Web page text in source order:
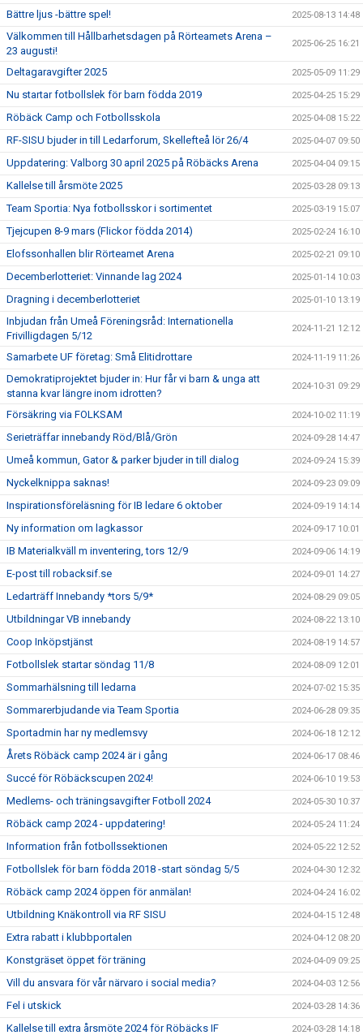
Bättre ljus -bättre spel! 2025-08-13 14:48
Välkommen till Hållbarhetsdagen på Rörteamets Arena –
23 augusti!
2025-06-25 16:21
Deltagaravgifter 2025 2025-05-09 11:29
Nu startar fotbollslek för barn födda 2019 2025-04-25 15:29
Röbäck Camp och Fotbollsskola 2025-04-08 15:22
RF-SISU bjuder in till Ledarforum, Skellefteå lör 26/4 2025-04-07 09:50
Uppdatering: Valborg 30 april 2025 på Röbäcks Arena 2025-04-04 09:15
Kallelse till årsmöte 2025 2025-03-28 09:13
Team Sportia: Nya fotbollsskor i sortimentet 2025-03-19 15:07
Tjejcupen 8-9 mars (Flickor födda 2014) 2025-02-24 16:10
Elofssonhallen blir Rörteamet Arena 2025-02-21 09:10
Decemberlotteriet: Vinnande lag 2024 2025-01-14 10:03
Dragning i decemberlotteriet 2025-01-10 13:19
Inbjudan från Umeå Föreningsråd: Internationella
Frivilligdagen 5/12
2024-11-21 12:12
Samarbete UF företag: Små Elitidrottare 2024-11-19 11:26
Demokratiprojektet bjuder in: Hur får vi barn & unga att
stanna kvar längre inom idrotten?
2024-10-31 09:29
Försäkring via FOLKSAM 2024-10-02 11:19
Serieträffar innebandy Röd/Blå/Grön 2024-09-28 14:47
Umeå kommun, Gator & parker bjuder in till dialog 2024-09-24 15:39
Nyckelknippa saknas! 2024-09-23 09:09
Inspirationsföreläsning för IB ledare 6 oktober 2024-09-19 14:14
Ny information om lagkassor 2024-09-17 10:01
IB Materialkväll m inventering, tors 12/9 2024-09-06 14:19
E-post till robacksif.se 2024-09-01 14:27
Ledarträff Innebandy *tors 5/9* 2024-08-29 09:05
Utbildningar VB innebandy 2024-08-22 13:10
Coop Inköpstjänst 2024-08-19 14:57
Fotbollslek startar söndag 11/8 2024-08-09 12:01
Sommarhälsning till ledarna 2024-07-02 15:35
Sommarerbjudande via Team Sportia 2024-06-28 09:35
Sportadmin har ny medlemsvy 2024-06-18 12:12
Årets Röbäck camp 2024 är i gång 2024-06-17 08:46
Succé för Röbäckscupen 2024! 2024-06-10 19:53
Medlems- och träningsavgifter Fotboll 2024 2024-05-30 10:37
Röbäck camp 2024 - uppdatering! 2024-05-24 11:24
Information från fotbollssektionen 2024-05-22 12:52
Fotbollslek för barn födda 2018 -start söndag 5/5 2024-04-30 12:32
Röbäck camp 2024 öppen för anmälan! 2024-04-24 16:02
Utbildning Knäkontroll via RF SISU 2024-04-15 12:48
Extra rabatt i klubbportalen 2024-04-12 08:20
Konstgräset öppet för träning 2024-04-09 09:25
Vill du ansvara för vår närvaro i social media? 2024-04-03 12:56
Fel i utskick 2024-03-28 14:36
Kallelse till extra årsmöte 2024 för Röbäcks IF 2024-03-28 14:18